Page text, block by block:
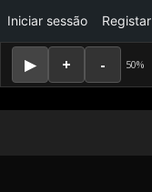
50%
Iniciar sessão Registar